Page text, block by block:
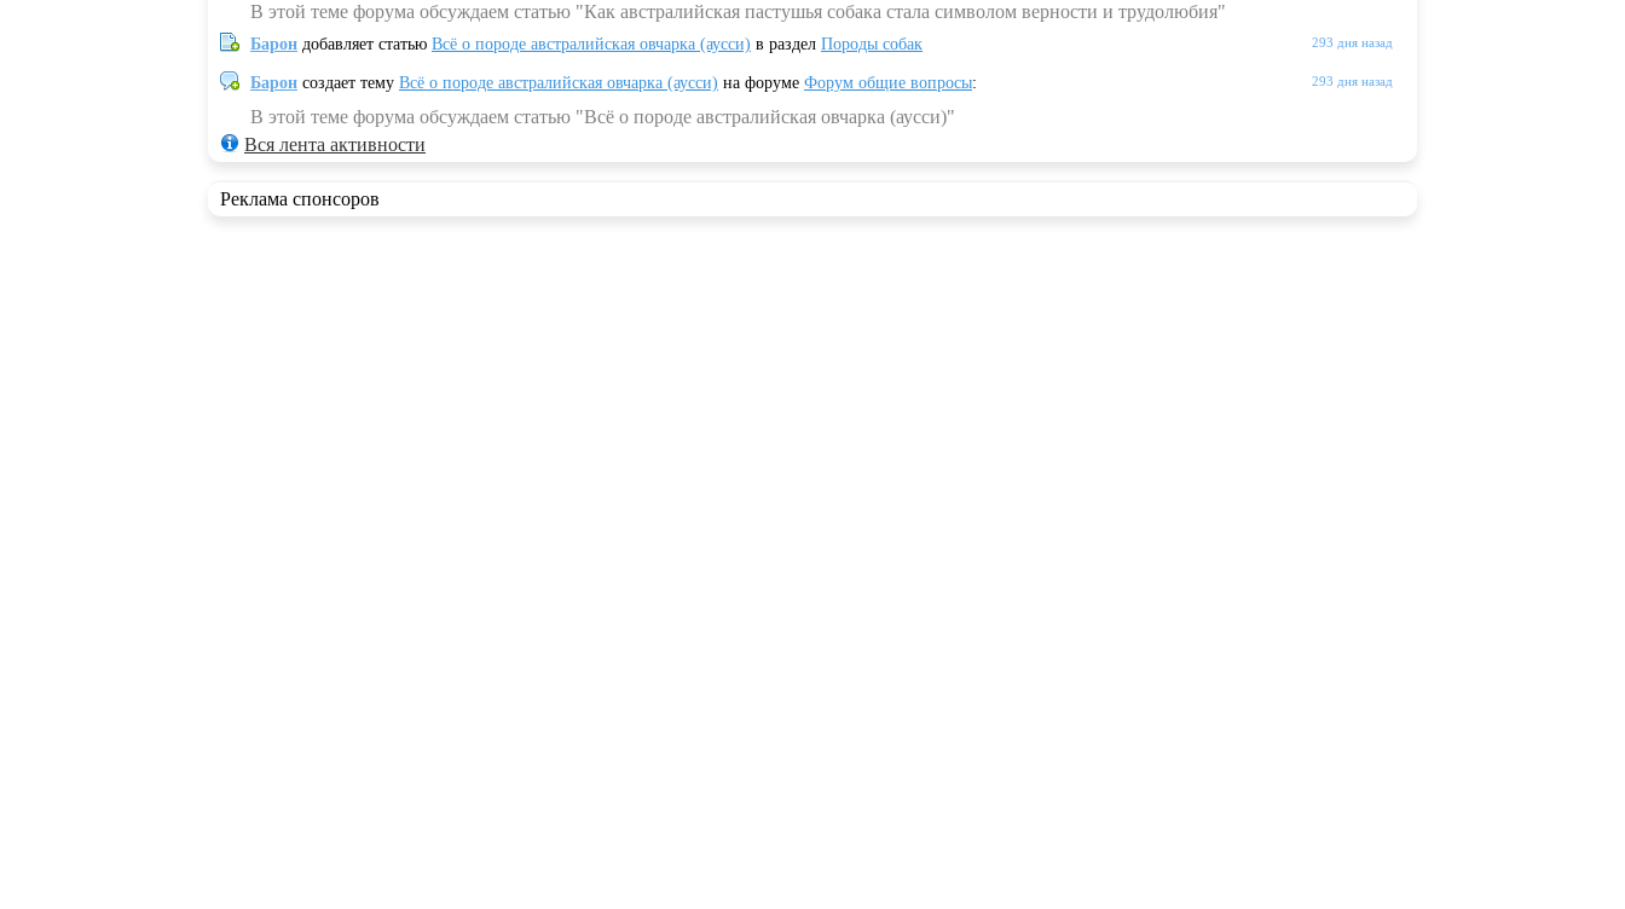
В этой теме форума обсуждаем статью "Как австралийская пастушья собака стала символом верности и трудолюбия"
293 дня назад
Барон добавляет статью Всё о породе австралийская овчарка (аусси) в раздел Породы собак
293 дня назад
Барон создает тему Всё о породе австралийская овчарка (аусси) на форуме Форум общие вопросы:
В этой теме форума обсуждаем статью "Всё о породе австралийская овчарка (аусси)"
Вся лента активности
Реклама спонсоров